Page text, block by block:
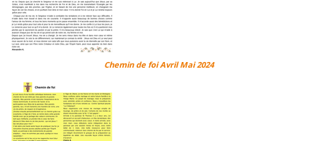
Chemin de foi Avril Mai 2024